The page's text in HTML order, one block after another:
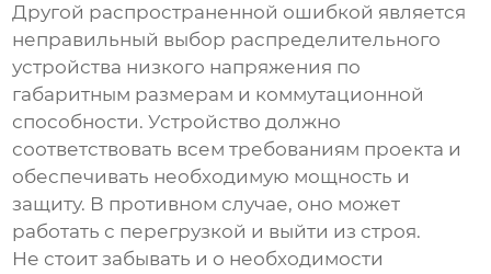
Другой распространенной ошибкой является
неправильный выбор распределительного
устройства низкого напряжения по
габаритным размерам и коммутационной
способности. Устройство должно
соответствовать всем требованиям проекта и
обеспечивать необходимую мощность и
защиту. В противном случае, оно может
работать с перегрузкой и выйти из строя.
Не стоит забывать и о необходимости